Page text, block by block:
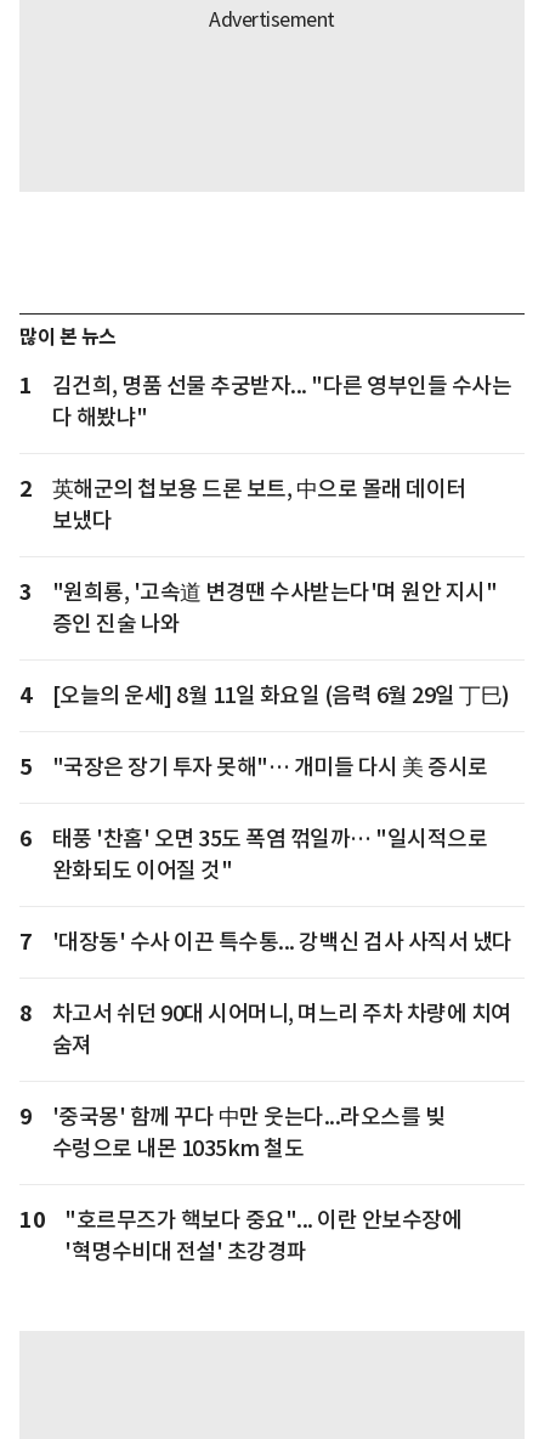
많이 본 뉴스
1
김건희, 명품 선물 추궁받자... "다른 영부인들 수사는
다 해봤냐"
2
英해군의 첩보용 드론 보트, 中으로 몰래 데이터
보냈다
3
"원희룡, '고속道 변경땐 수사받는다'며 원안 지시"
증인 진술 나와
4 [오늘의 운세] 8월 11일 화요일 (음력 6월 29일 丁巳)
5 "국장은 장기 투자 못해"… 개미들 다시 美 증시로
6
태풍 '찬홈' 오면 35도 폭염 꺾일까… "일시적으로
완화되도 이어질 것"
7 '대장동' 수사 이끈 특수통... 강백신 검사 사직서 냈다
8
차고서 쉬던 90대 시어머니, 며느리 주차 차량에 치여
숨져
9
'중국몽' 함께 꾸다 中만 웃는다...라오스를 빚
수렁으로 내몬 1035km 철도
10
"호르무즈가 핵보다 중요"... 이란 안보수장에
'혁명수비대 전설' 초강경파